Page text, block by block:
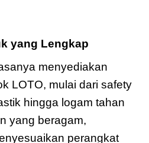
yang Lengkap
menyediakan
LOTO, mulai dari safety
hingga logam tahan
yang beragam,
perangkat